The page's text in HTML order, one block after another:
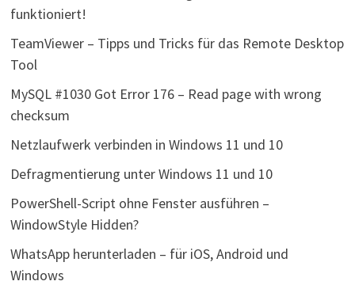
funktioniert!
TeamViewer – Tipps und Tricks für das Remote Desktop
Tool
MySQL #1030 Got Error 176 – Read page with wrong
checksum
Netzlaufwerk verbinden in Windows 11 und 10
Defragmentierung unter Windows 11 und 10
PowerShell-Script ohne Fenster ausführen –
WindowStyle Hidden?
WhatsApp herunterladen – für iOS, Android und
Windows